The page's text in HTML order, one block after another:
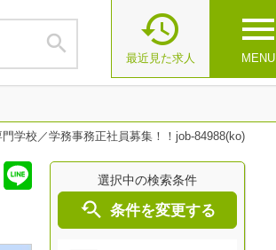
 menu
MENU

最近見た求人
学校／学務事務正社員募集！！job-84988(ko)
選択中の検索条件
 条件を変更する